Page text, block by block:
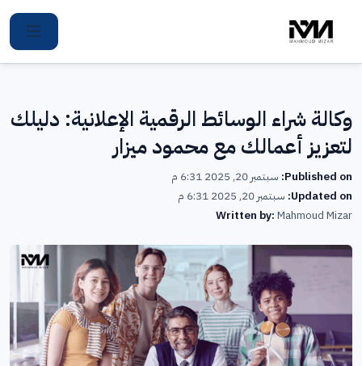
وكالة شراء الوسائط الرقمية الإعلانية: دليلك
لتعزيز أعمالك مع محمود ميزار
Published on: سبتمبر 20, 2025 6:31 م
Updated on: سبتمبر 20, 2025 6:31 م
Written by:Mahmoud Mizar